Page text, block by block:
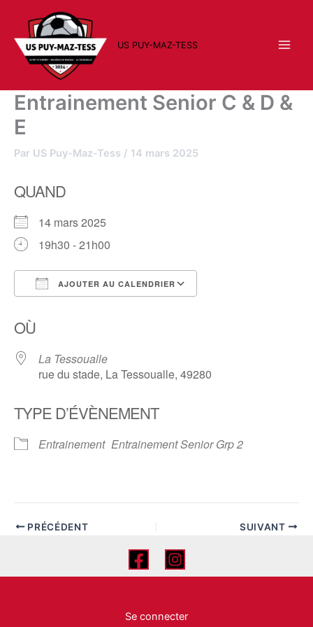
contenu
US PUY-MAZ-TESS
Entrainement Senior C & D &
E
Par US Puy-Maz-Tess / 14 mars 2025
QUAND
14 mars 2025
19h30 - 21h00
AJOUTER AU CALENDRIER
OÙ
La Tessoualle
rue du stade, La Tessoualle, 49280
TYPE D’ÉVÈNEMENT
Entrainement Entrainement Senior Grp 2
PRÉCÉDENT SUIVANT
Se connecter